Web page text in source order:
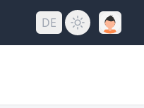
DE